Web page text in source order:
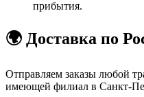
прибытия.
🌍 Доставка по
Отправляем заказы любой
имеющей филиал в Санкт-